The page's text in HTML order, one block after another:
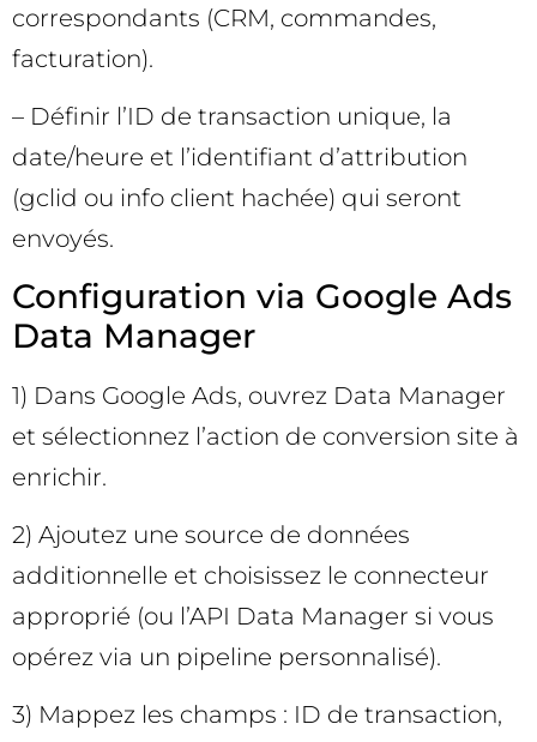
correspondants (CRM, commandes,
facturation).
– Définir l’ID de transaction unique, la
date/heure et l’identifiant d’attribution
(gclid ou info client hachée) qui seront
envoyés.
Configuration via Google Ads
Data Manager
1) Dans Google Ads, ouvrez Data Manager
et sélectionnez l’action de conversion site à
enrichir.
2) Ajoutez une source de données
additionnelle et choisissez le connecteur
approprié (ou l’API Data Manager si vous
opérez via un pipeline personnalisé).
3) Mappez les champs : ID de transaction,